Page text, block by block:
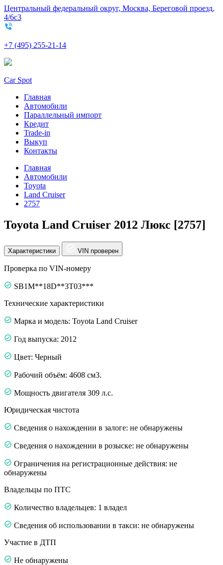
Центральный федеральный округ, Москва, Береговой проезд,
4/6с3
+7 (495) 255-21-14
Car Spot
Главная
Автомобили
Параллельный импорт
Кредит
Trade-in
Выкуп
Контакты
Главная
Автомобили
Toyota
Land Cruiser
2757
Toyota Land Cruiser 2012 Люкс [2757]
Характеристики VIN проверен
Проверка по VIN-номеру
SB1M**18D**3T03***
Технические характеристики
Марка и модель: Toyota Land Cruiser
Год выпуска: 2012
Цвет: Черный
Рабочий объём: 4608 см3.
Мощность двигателя 309 л.с.
Юридическая чистота
Сведения о нахождении в залоге: не обнаружены
Сведения о нахождении в розыске: не обнаружены
Ограничения на регистрационные действия: не
обнаружены
Владельцы по ПТС
Количество владельцев: 1 владел
Сведения об использовании в такси: не обнаружены
Участие в ДТП
Не обнаружены